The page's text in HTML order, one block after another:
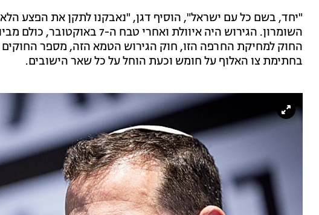
"יחד, בשם כל עם ישראל", הוסיף דגן, "נאבקנו לתקן את הפצע
השומרון. הגירוש היה איוולת
החוק למחיקת החרפה הזו, חוק הגירוש הטמא הזה, מספר
בחתימת צו האלוף על חומש וכעת הוחל על כל שאר הישובים.